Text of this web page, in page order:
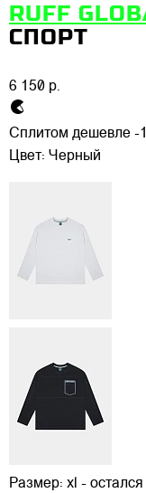
RUFF
СПОРТ
6 150 р.
Сплитом дешевле -
Цвет: Черный
Размер: xl - остался